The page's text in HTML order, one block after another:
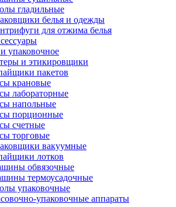
гладильные
белья и одежды
для отжима белья
упаковочное
и этикировщики
пакетов
крановые
лабораторные
напольные
порционные
счетные
торговые
вакуумные
лотков
обвязочные
термоусадочные
упаковочные
упаковочные аппараты